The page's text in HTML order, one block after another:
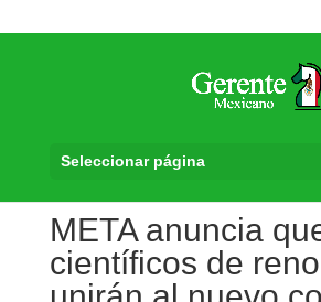
Seleccionar página
META anuncia
científicos de